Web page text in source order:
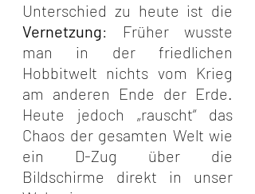
Vernetzung: Früher wusste
man in der friedlichen
Hobbitwelt nichts vom Krieg
am anderen Ende der Erde.
Heute jedoch „rauscht“ das
Chaos der gesamten Welt wie
ein D-Zug über die
Bildschirme direkt in unser